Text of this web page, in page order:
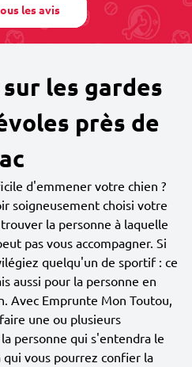
les avis
les gardes
près de
d'emmener votre chien ?
soigneusement choisi votre
la personne à laquelle
pas vous accompagner. Si
quelqu'un de sportif : ce
aussi pour la personne en
Avec Emprunte Mon Toutou,
une ou plusieurs
personne qui s'entendra le
vous pourrez confier la